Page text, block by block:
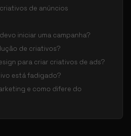
de anúncios
iniciar uma campanha?
de criativos?
para criar criativos de ads?
está fadigado?
e como difere do